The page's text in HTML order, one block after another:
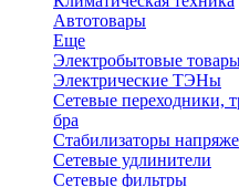
Автотовары
Еще
Электробытовые
Электрические ТЭНы
Сетевые переходники,
бра
Стабилизаторы
Сетевые удлинители
Сетевые фильтры